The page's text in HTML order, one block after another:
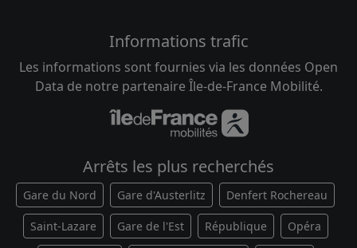
Informations trafic
Les informations sont fournies via les données Open
Data de notre partenaire Île-de-France Mobilité.
Arrêts les plus recherchés
Gare du Nord Gare d'Austerlitz Denfert Rochereau
Saint-Lazare Gare de l'Est République Opéra